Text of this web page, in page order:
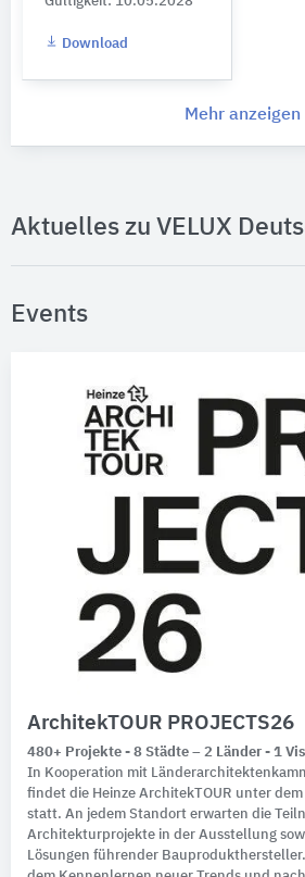
Download
Mehr anzeigen
Aktuelles zu VELUX
Events
ArchitekTOUR PROJECTS26
480+ Projekte - 8 Städte – 2 Länder - 1
In Kooperation mit
findet die Heinze ArchitekTOUR unter dem
statt. An jedem Standort erwarten die
Architekturprojekte in der Ausstellung
Lösungen führender